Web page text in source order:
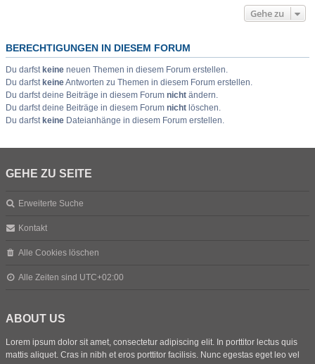
Gehe zu
BERECHTIGUNGEN IN DIESEM FORUM
Du darfst keine neuen Themen in diesem Forum erstellen.
Du darfst keineAntworten zu Themen in diesem Forum erstellen.
Du darfst deine Beiträge in diesem Forum nicht ändern.
Du darfst deine Beiträge in diesem Forum nicht löschen.
Du darfst keine Dateianhänge in diesem Forum erstellen.
GEHE ZU SEITE
Erweiterte Suche
Kontakt
Alle Cookies löschen
Alle Zeiten sind UTC+02:00
ABOUT US
Lorem ipsum dolor sit amet, consectetur adipiscing elit. In porttitor lectus quis
mattis aliquet. Cras in nibh et eros porttitor facilisis. Nunc egestas eget leo vel